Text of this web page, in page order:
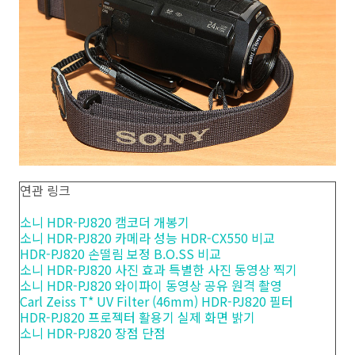
연관 링크
소니 HDR-PJ820 캠코더 개봉기
소니 HDR-PJ820 카메라 성능 HDR-CX550 비교
HDR-PJ820 손떨림 보정 B.O.SS 비교
소니 HDR-PJ820 사진 효과 특별한 사진 동영상 찍기
소니 HDR-PJ820 와이파이 동영상 공유 원격 촬영
Carl Zeiss T* UV Filter (46mm) HDR-PJ820 필터
HDR-PJ820 프로젝터 활용기 실제 화면 밝기
소니 HDR-PJ820 장점 단점